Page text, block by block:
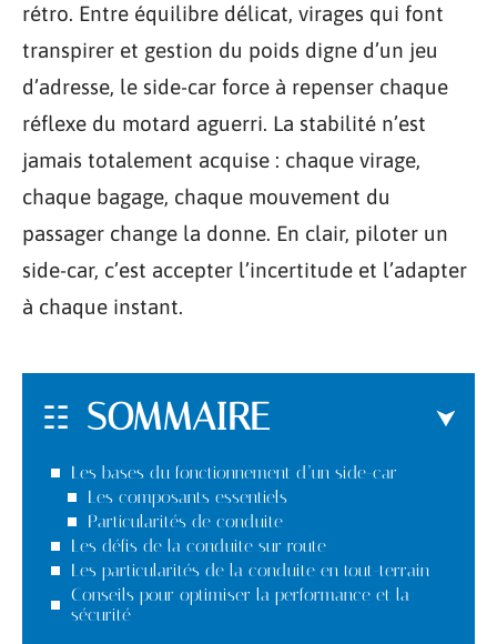
rétro. Entre équilibre délicat, virages qui font
transpirer et gestion du poids digne d’un jeu
d’adresse, le side-car force à repenser chaque
réflexe du motard aguerri. La stabilité n’est
jamais totalement acquise : chaque virage,
chaque bagage, chaque mouvement du
passager change la donne. En clair, piloter un
side-car, c’est accepter l’incertitude et l’adapter
à chaque instant.
SOMMAIRE
Les bases du fonctionnement d’un side-car
Les composants essentiels
Particularités de conduite
Les défis de la conduite sur route
Les particularités de la conduite en tout-terrain
Conseils pour optimiser la performance et la
sécurité